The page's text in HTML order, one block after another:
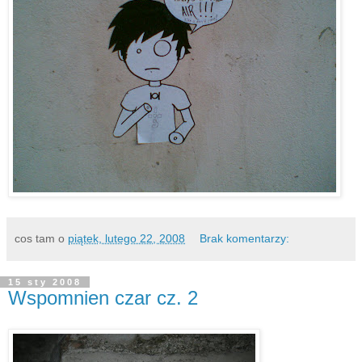
cos tam o piątek, lutego 22, 2008 Brak komentarzy:
15 sty 2008
Wspomnien czar cz. 2